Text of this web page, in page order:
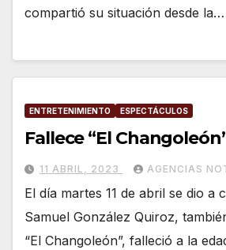
compartió su situación desde la…
ENTRETENIMIENTO ESPECTÁCULOS
Fallece “El
11 ABRIL, 2023 AGENCIAS
El día martes 11 de abril se dio a
Samuel González Quiroz,
“El Changoleón”, falleció a la